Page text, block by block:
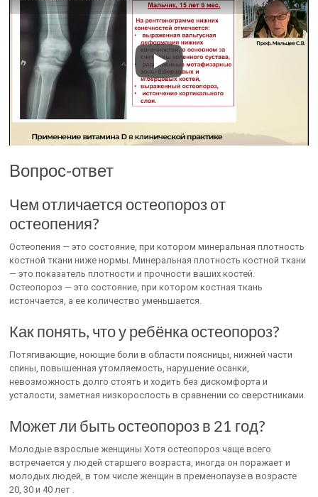
Вопрос-ответ
Чем отличается остеопороз от
остеопения?
Остеопения — это состояние, при котором минеральная плотность
костной ткани ниже нормы. Минеральная плотность костной ткани
— это показатель плотности и прочности ваших костей.
Остеопороз — это состояние, при котором костная ткань
истончается, а ее количество уменьшается.
Как понять, что у ребёнка остеопороз?
Потягивающие, ноющие боли в области поясницы, нижней части
спины, повышенная утомляемость, нарушение осанки,
невозможность долго стоять и ходить без дискомфорта и
усталости, заметная низкорослость в сравнении со сверстниками.
Может ли быть остеопороз в 21 год?
Молодые взрослые женщины Хотя остеопороз чаще всего
встречается у людей старшего возраста, иногда он поражает и
молодых людей, в том числе женщин в пременопаузе в возрасте
20, 30 и 40 лет .